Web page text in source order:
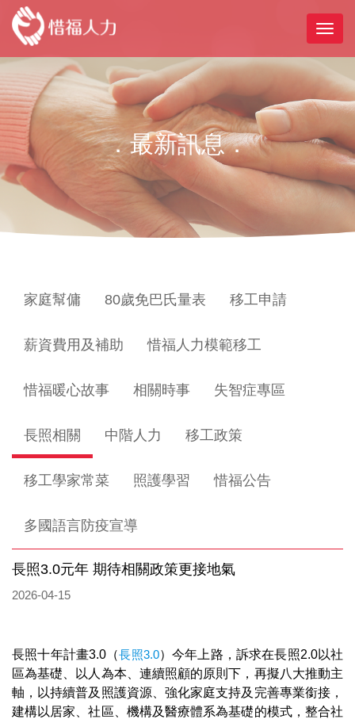
．最新訊息．
家庭幫傭 80歲免巴氏量表 移工申請
薪資費用及補助 惜福人力模範移工
惜福暖心故事 相關時事 失智症專區
長照相關 中階人力 移工政策
移工學家常菜 照護學習 惜福公告
多國語言防疫宣導
長照3.0元年 期待相關政策更接地氣
2026-04-15
長照十年計畫3.0（長照3.0）今年上路，訴求在長照2.0以社
區為基礎、以人為本、連續照顧的原則下，再擬八大推動主
軸，以持續普及照護資源、強化家庭支持及完善專業銜接，
建構以居家、社區、機構及醫療體系為基礎的模式，整合社